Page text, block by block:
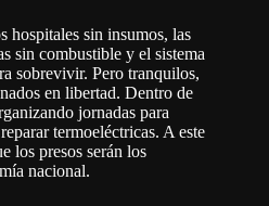
hospitales sin insumos, las
sin combustible y el sistema
sobrevivir. Pero tranquilos,
en libertad. Dentro de
jornadas para
termoeléctricas. A este
los presos serán los
nacional.